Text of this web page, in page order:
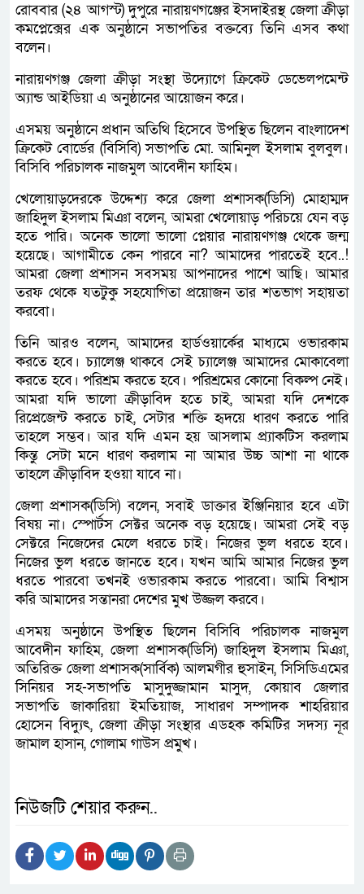
রোববার (২৪ আগস্ট) দুপুরে নারায়ণগঞ্জের ইসদাইরস্থ জেলা ক্রীড়া
কমপ্লেক্সের এক অনুষ্ঠানে সভাপতির বক্তব্যে তিনি এসব কথা
বলেন।
নারায়ণগঞ্জ জেলা ক্রীড়া সংস্থা উদ্যোগে ক্রিকেট ডেভেলপমেন্ট
অ্যান্ড আইডিয়া এ অনুষ্ঠানের আয়োজন করে।
এসময় অনুষ্ঠানে প্রধান অতিথি হিসেবে উপস্থিত ছিলেন বাংলাদেশ
ক্রিকেট বোর্ডের (বিসিবি) সভাপতি মো. আমিনুল ইসলাম বুলবুল।
বিসিবি পরিচালক নাজমুল আবেদীন ফাহিম।
খেলোয়াড়দেরকে উদ্দেশ্য করে জেলা প্রশাসক(ডিসি) মোহাম্মদ
জাহিদুল ইসলাম মিঞা বলেন, আমরা খেলোয়াড় পরিচয়ে যেন বড়
হতে পারি। অনেক ভালো ভালো প্লেয়ার নারায়ণগঞ্জ থেকে জন্ম
হয়েছে। আগামীতে কেন পারবে না? আমাদের পারতেই হবে..!
আমরা জেলা প্রশাসন সবসময় আপনাদের পাশে আছি। আমার
তরফ থেকে যতটুকু সহযোগিতা প্রয়োজন তার শতভাগ সহায়তা
করবো।
তিনি আরও বলেন, আমাদের হার্ডওয়ার্কের মাধ্যমে ওভারকাম
করতে হবে। চ্যালেঞ্জ থাকবে সেই চ্যালেঞ্জ আমাদের মোকাবেলা
করতে হবে। পরিশ্রম করতে হবে। পরিশ্রমের কোনো বিকল্প নেই।
আমরা যদি ভালো ক্রীড়াবিদ হতে চাই, আমরা যদি দেশকে
রিপ্রেজেন্ট করতে চাই, সেটার শক্তি হৃদয়ে ধারণ করতে পারি
তাহলে সম্ভব। আর যদি এমন হয় আসলাম প্র্যাকটিস করলাম
কিন্তু সেটা মনে ধারণ করলাম না আমার উচ্চ আশা না থাকে
তাহলে ক্রীড়াবিদ হওয়া যাবে না।
জেলা প্রশাসক(ডিসি) বলেন, সবাই ডাক্তার ইঞ্জিনিয়ার হবে এটা
বিষয় না। স্পোর্টস সেক্টর অনেক বড় হয়েছে। আমরা সেই বড়
সেক্টরে নিজেদের মেলে ধরতে চাই। নিজের ভুল ধরতে হবে।
নিজের ভুল ধরতে জানতে হবে। যখন আমি আমার নিজের ভুল
ধরতে পারবো তখনই ওভারকাম করতে পারবো। আমি বিশ্বাস
করি আমাদের সন্তানরা দেশের মুখ উজ্জল করবে।
এসময় অনুষ্ঠানে উপস্থিত ছিলেন বিসিবি পরিচালক নাজমুল
আবেদীন ফাহিম, জেলা প্রশাসক(ডিসি) জাহিদুল ইসলাম মিঞা,
অতিরিক্ত জেলা প্রশাসক(সার্বিক) আলমগীর হুসাইন, সিসিডিএমের
সিনিয়র সহ-সভাপতি মাসুদুজ্জামান মাসুদ, কোয়াব জেলার
সভাপতি জাকারিয়া ইমতিয়াজ, সাধারণ সম্পাদক শাহরিয়ার
হোসেন বিদ্যুৎ, জেলা ক্রীড়া সংস্থার এডহক কমিটির সদস্য নূর
জামাল হাসান, গোলাম গাউস প্রমুখ।
নিউজটি শেয়ার করুন..